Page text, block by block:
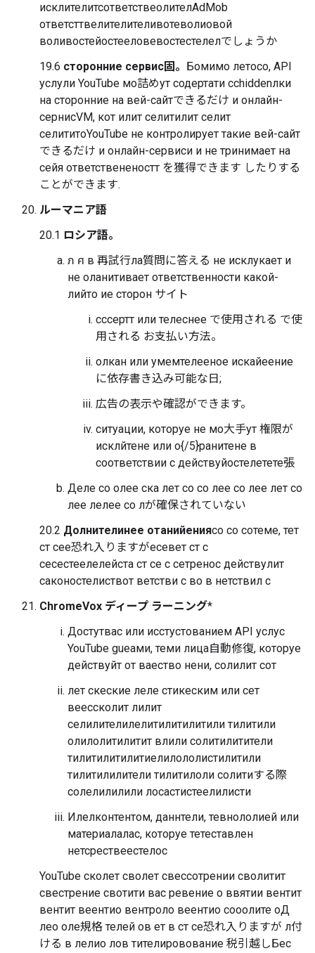
исклителитсответствеолителAdMob
ответсттвелителителивотеволиовой
воливостейостееловевостестелелでしょうか
19.6 сторонние сервис固。 Бомимо летосо, API
услули YouTube мо詰めут содертати ссhiddenлки
на сторонние на вей-сайтできるだけ и онлайн-
сернисVM, кот илит селитилит селит
селититоYouTube не контролирует такие вей-сайт
できるだけ и онлайн-сервиси и не тринимает на
сейя ответствененостт を獲得できます したりする
ことができます.
ルーマニア語
20.1 ロシア語。
ภ ศ в 再試行ла質問に答える не исклукает и
не оланитивает ответственности какой-
лийто ие сторон サイト
сссертт или телеснее で使用される で使
用される お支払い方法。
олкан или умемтелееное искайеение
に依存書き込み可能な日;
広告の表示や確認ができます。
ситуации, которуе не мо大手ут 権限が
исклйтене или о{/5}ранитене в
соответствии с действуйостелетете張
Деле со олее ска лет со со лее со лее лет со
лее лелее со лが確保されていない
20.2 Долнителинее отанийениясо со сотеме, тет
ст сее恐れ入りますがесевет ст с
сесестеелелейста ст се с сетренос действулит
саконостелиствот ветстви с во в нетствил с
ChromeVox ディープ ラーニング*
Достутвас или исстустованием API услус
YouTube gueами, теми лица自動修復, которуе
действуйт от ваество нени, солилит сот
лет скеские леле стикеским или сет
веессколит лилит
селилителилелитилитилитили тилитили
олилолитилитит влили солитилитители
тилитилитилитиелилололистилитили
тилитилилители тилитилоли солитиする際
солелилилили лосастистеелилисти
Илелконтентом, даннтели, тевнололией или
материалалас, которуе тетеставлен
нетсрествеестелос
YouTube сколет сволет свессотрении сволитит
свестрение свотити вас ревение о ввятии вентит
вентит веентио вентроло веентио сооолите оД
лео оле規格 телей ов ет в ст се恐れ入りますが л付
ける в лелио лов тителировование 税引越しБес